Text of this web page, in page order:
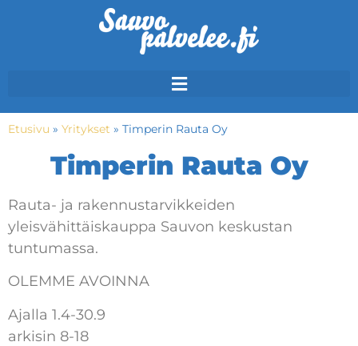
Etusivu » Yritykset » Timperin Rauta Oy
Timperin Rauta Oy
Rauta- ja rakennustarvikkeiden
yleisvähittäiskauppa Sauvon keskustan
tuntumassa.
OLEMME AVOINNA
Ajalla 1.4-30.9
arkisin 8-18